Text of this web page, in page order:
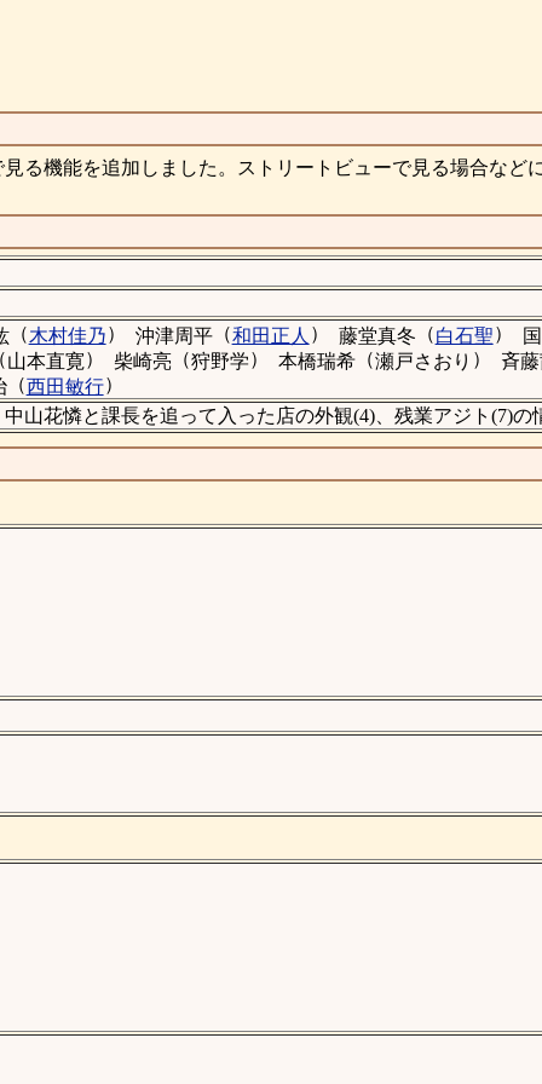
見る機能を追加しました。ストリートビューで見る場合な
（木村佳乃） 沖津周平（和田正人 ） 藤堂真冬 （白石聖）
山本直寛） 柴崎亮（狩野学） 本橋瑞希（瀬戸さおり ）
斉
（西田敏行）
山花憐と課長を追って入った店の外観(4)、残業アジト(7)の